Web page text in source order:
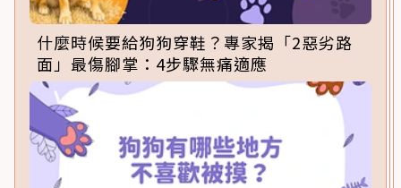
什麼時候要給狗狗穿鞋？專家揭「2惡劣路
面」最傷腳掌：4步驟無痛適應